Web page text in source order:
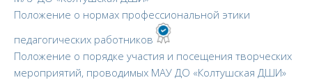
Положение о нормах профессиональной этики
педагогических работников
Положение о порядке участия и посещения творческих
мероприятий, проводимых МАУ ДО «Колтушская ДШИ»